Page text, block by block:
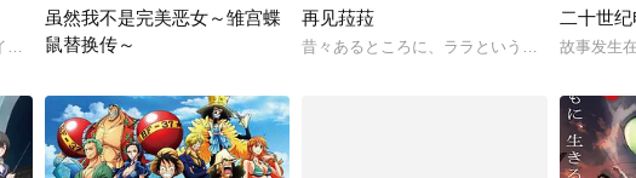
とコーデでオシャレな私に大変身！
虽然我不是完美恶女～雏宫蝶
鼠替换传～
再见菈菈
昔々あるところに、ララという人魚のプリン
二十世
故事发生